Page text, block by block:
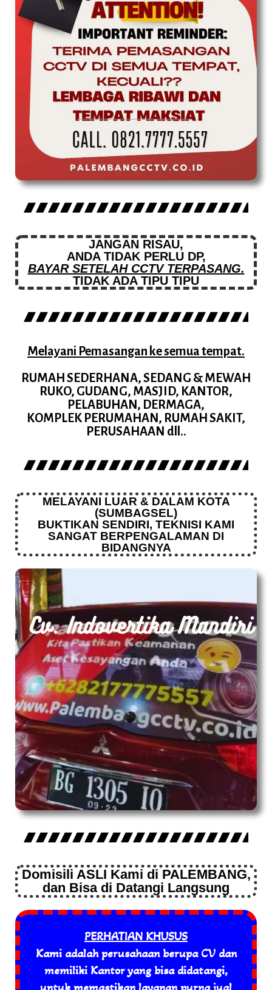
JANGAN RISAU,
ANDA TIDAK PERLU DP,
BAYAR SETELAH CCTV TERPASANG.
TIDAK ADA TIPU TIPU
Melayani Pemasangan ke semua tempat.
RUMAH SEDERHANA, SEDANG & MEWAH
RUKO, GUDANG, MASJID, KANTOR,
PELABUHAN, DERMAGA,
KOMPLEK PERUMAHAN, RUMAH SAKIT,
PERUSAHAAN dll..
MELAYANI LUAR & DALAM KOTA
(SUMBAGSEL)
BUKTIKAN SENDIRI, TEKNISI KAMI
SANGAT BERPENGALAMAN DI
BIDANGNYA
Domisili ASLI Kami di PALEMBANG,
dan Bisa di Datangi Langsung
PERHATIAN KHUSUS
Kami adalah perusahaan berupa CV dan
memiliki Kantor yang bisa didatangi,